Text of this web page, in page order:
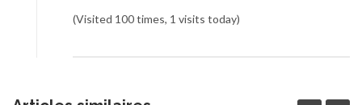
(Visited 100 times, 1 visits today)